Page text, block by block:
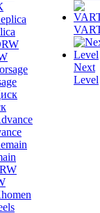
Next
Level